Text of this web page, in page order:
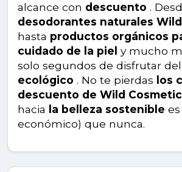
alcance con descuento .
desodorantes naturales
hasta productos orgánicos
cuidado de la piel y mucho
solo segundos de disfrutar
ecológico . No te pierdas los
descuento de Wild
hacia
la belleza sostenible
económico) que nunca.